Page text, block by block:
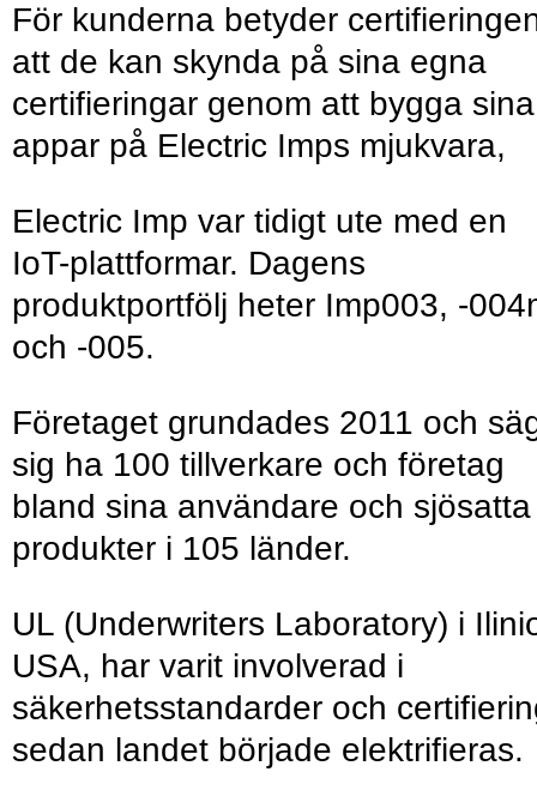
För kunderna betyder
att de kan skynda på sina egna
certifieringar genom att bygga sina
appar på Electric Imps mjukvara,
Electric Imp var tidigt ute med en
IoT-plattformar. Dagens
produktportfölj heter Imp003, -
och -005.
Företaget grundades 2011 och
sig ha 100 tillverkare och företag
bland sina användare och sjösatta
produkter i 105 länder.
UL (Underwriters Laboratory) i
USA, har varit involverad i
säkerhetsstandarder och
sedan landet började elektrifieras.